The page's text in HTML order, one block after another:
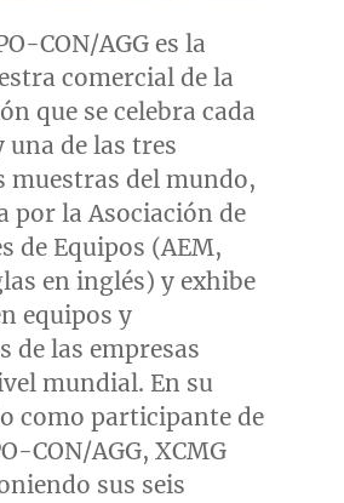
CON/AGG es la
comercial de la
que se celebra cada
una de las tres
muestras del mundo,
por la Asociación de
de Equipos (AEM,
en inglés) y exhibe
equipos y
de las empresas
mundial. En su
como participante de
CON/AGG, XCMG
sus seis